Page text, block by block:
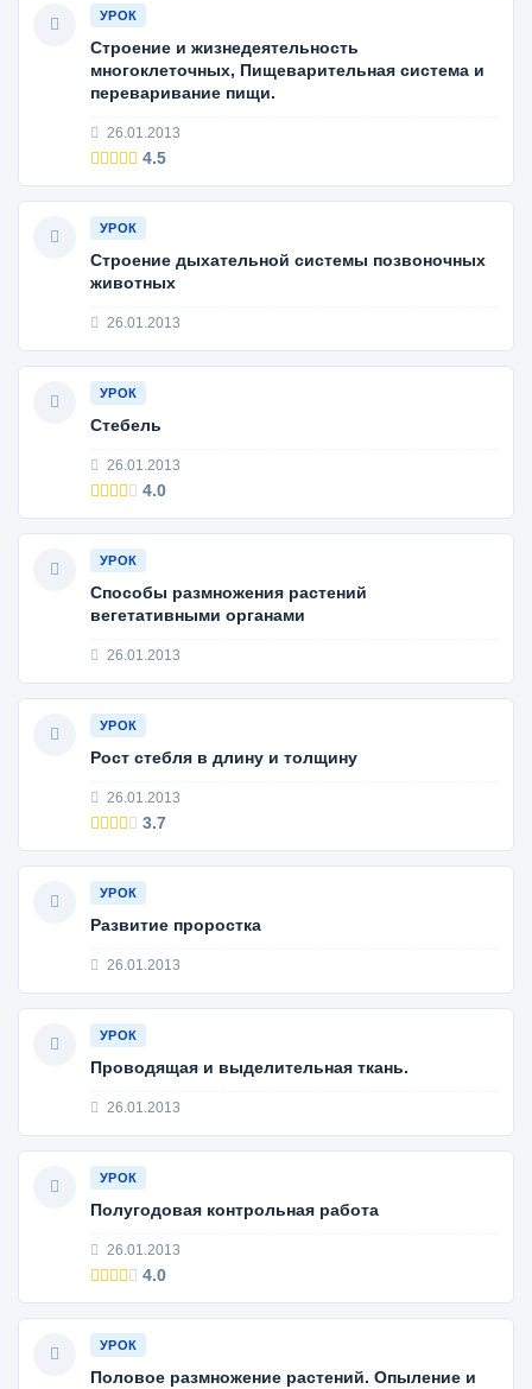
УРОК
Строение и жизнедеятельность
многоклеточных, Пищеварительная система и
переваривание пищи.
26.01.2013
4.5
УРОК
Строение дыхательной системы позвоночных
животных
26.01.2013
УРОК
Стебель
26.01.2013
4.0
УРОК
Способы размножения растений
вегетативными органами
26.01.2013
УРОК
Рост стебля в длину и толщину
26.01.2013
3.7
УРОК
Развитие проростка
26.01.2013
УРОК
Проводящая и выделительная ткань.
26.01.2013
УРОК
Полугодовая контрольная работа
26.01.2013
4.0
УРОК
Половое размножение растений. Опыление и